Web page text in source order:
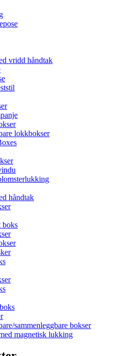
vridd håndtak
lokkbokser
håndtak
boks
sammenleggbare bokser
magnetisk lukking